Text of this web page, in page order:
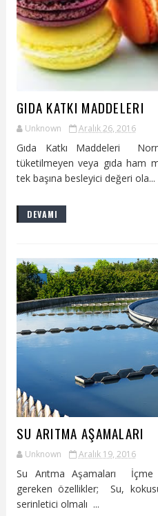
GIDA KATKI MADDELERI
Unknown Aralık 26, 2016
Gıda Katkı Maddeleri
tüketilmeyen veya gıda ham
tek başına besleyici değeri ola...
DEVAMI
SU ARITMA AŞAMALARI
Unknown Aralık 19, 2016
Su Arıtma Aşamaları İçme
gereken özellikler; Su,
serinletici olmalı ...